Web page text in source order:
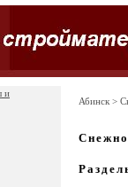
и
Абинск >